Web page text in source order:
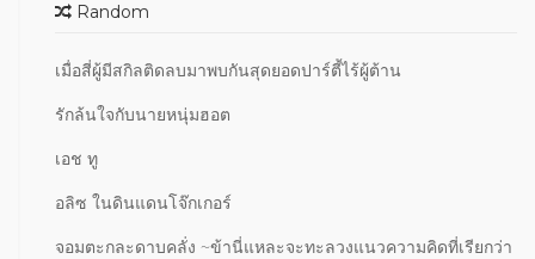
Random
เมื่อสี่ผู้มีสกิลติดลบมาพบกันสุดยอดปาร์ตี้ไร้ผู้ต้าน
รักล้นใจกับนายหนุ่มฮอต
เอช ทู
อลิซ ในดินแดนโจ๊กเกอร์
จอมตะกละดาบคลั่ง ~ข้านี่แหละจะทะลวงแนวความคิดที่เรียกว่า